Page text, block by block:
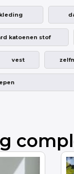
katoenen stof
vest